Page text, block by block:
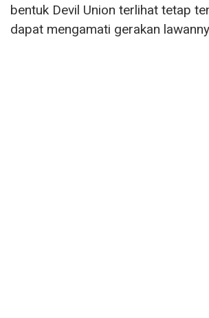
bentuk Devil Union terlihat tetap
dapat mengamati gerakan